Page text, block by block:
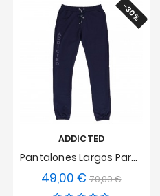
-30%
ADDICTED
Pantalones Largos Para Trotar - Azul Marino
49,00 € Precio
base
70,00 €Precio